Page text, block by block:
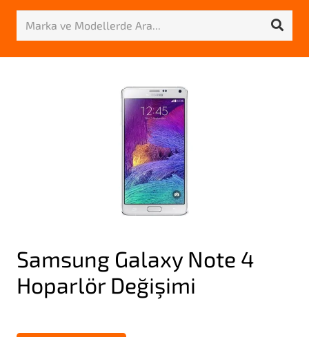
Samsung Galaxy Note 4
Hoparlör Değişimi